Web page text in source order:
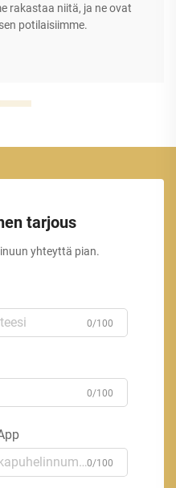
rakastaa niitä, ja ne ovat
potilaisiimme.
tarjous
yhteyttä pian.
0/100
0/100
0/100